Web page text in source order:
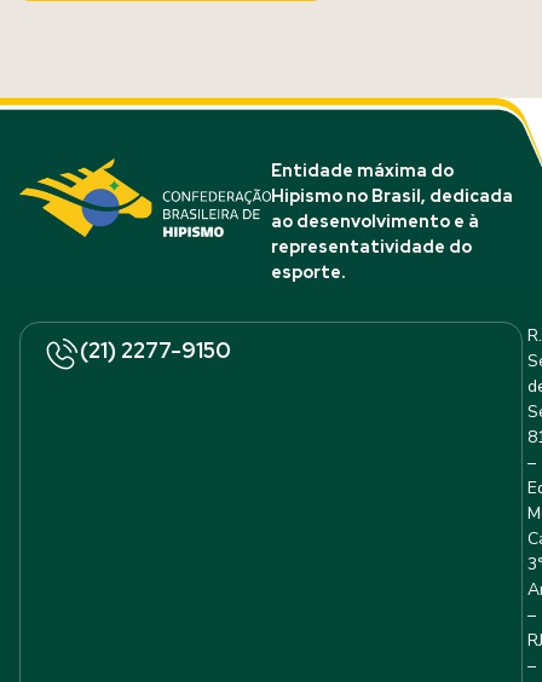
Entidade máxima do
Hipismo no Brasil, dedicada
ao desenvolvimento e à
representatividade do
esporte.
(21) 2277-9150
R.
–
–
RJ
–